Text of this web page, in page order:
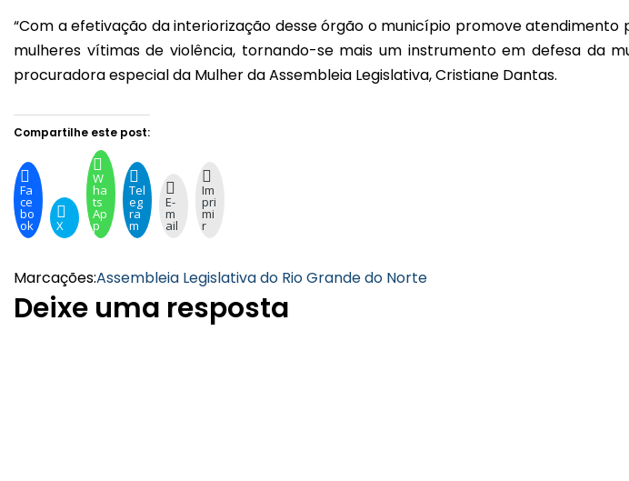
“Com a efetivação da interiorização desse órgão o município promove atendimento
mulheres vítimas de violência, tornando-se mais um instrumento em defesa da
procuradora especial da Mulher da Assembleia Legislativa, Cristiane Dantas.
Compartilhe este post:
Fa
ce
bo
ok X
W
ha
ts
Ap
p
Tel
eg
ra
m
E-
m
ail
Im
pri
mi
r
Marcações:Assembleia Legislativa do Rio Grande do Norte
Deixe uma resposta